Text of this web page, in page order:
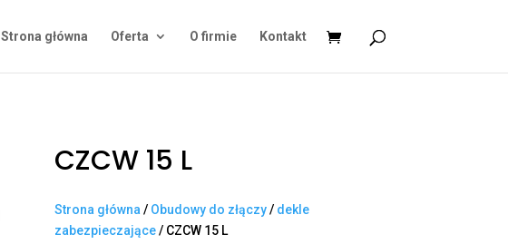
Strona główna Oferta O firmie Kontakt
CZCW 15 L
Strona główna / Obudowy do złączy/ dekle
zabezpieczające/ CZCW 15 L